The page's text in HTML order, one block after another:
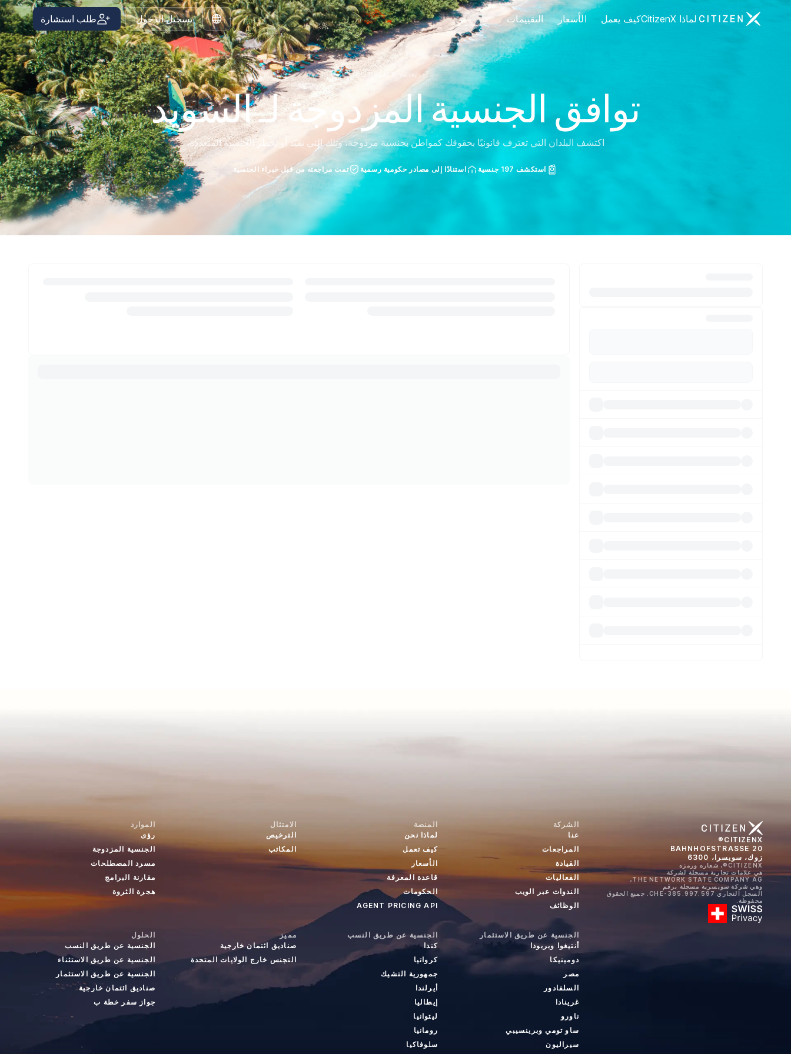
الانتقال إلى الصفحة الرئيسية لـ CitizenX
لماذا CitizenX كيف يعمل الأسعار التقييمات
Arabic
تسجيل الدخول طلب استشارة
آخر تحديث: 19 مايو 2026
توافق الجنسية المزدوجة لـ السويد
اكتشف البلدان التي تعترف قانونيًا بحقوقك كمواطن بجنسية مزدوجة، وتلك التي تقيّد أو تحظر الجنسية المتعددة.
استكشف 197 جنسية استنادًا إلى مصادر حكومية رسمية تمت مراجعته من قبل خبراء الجنسية
CITIZENX®
BAHNHOFSTRASSE 20
زوك، سويسرا، 6300
CITIZENX®، شعاره ورمزه
هي علامات تجارية مسجلة لشركة
THE NETWORK STATE COMPANY AG،
وهي شركة سويسرية مسجلة برقم
السجل التجاري CHE-385.997.597. جميع الحقوق
محفوظة.
الشركة
عنا
المراجعات
القيادة
الفعاليات
الندوات عبر الويب
الوظائف
المنصة
لماذا نحن
كيف تعمل
الأسعار
قاعدة المعرفة
الحكومات
AGENT PRICING API
الامتثال
الترخيص
المكاتب
الموارد
رؤى
الجنسية المزدوجة
مسرد المصطلحات
مقارنة البرامج
هجرة الثروة
الجنسية عن طريق الاستثمار
أنتيغوا وبربودا
دومينيكا
مصر
السلفادور
غرينادا
ناورو
ساو تومي وبرينسيبي
سيراليون
الجنسية عن طريق النسب
كندا
كرواتيا
جمهورية التشيك
أيرلندا
إيطاليا
ليتوانيا
رومانيا
سلوفاكيا
مميز
صناديق ائتمان خارجية
التجنس خارج الولايات المتحدة
الحلول
الجنسية عن طريق النسب
الجنسية عن طريق الاستثناء
الجنسية عن طريق الاستثمار
صناديق ائتمان خارجية
جواز سفر خطة ب